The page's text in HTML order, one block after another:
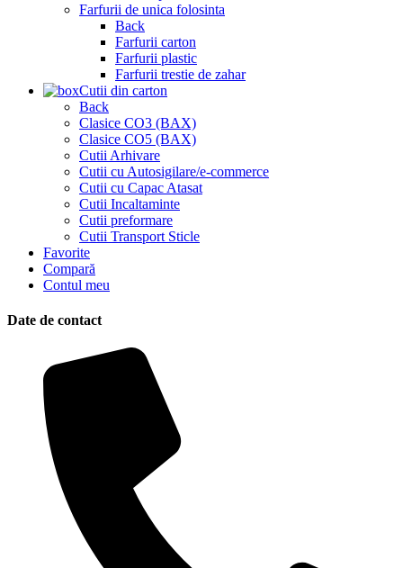
Farfurii de unica folosinta
Back
Farfurii carton
Farfurii plastic
Farfurii trestie de zahar
Cutii din carton
Back
Clasice CO3 (BAX)
Clasice CO5 (BAX)
Cutii Arhivare
Cutii cu Autosigilare/e-commerce
Cutii cu Capac Atasat
Cutii Incaltaminte
Cutii preformare
Cutii Transport Sticle
Favorite
Compară
Contul meu
Date de contact